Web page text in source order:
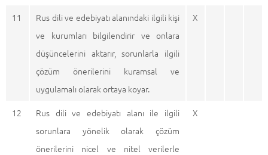
11
Rus dili ve edebiyatı alanındaki ilgili kişi
ve kurumları bilgilendirir ve onlara
düşüncelerini aktarır, sorunlarla ilgili
çözüm önerilerini kuramsal ve
uygulamalı olarak ortaya koyar.
X
12
Rus dili ve edebiyatı alanı ile ilgili
sorunlara yönelik olarak çözüm
önerilerini nicel ve nitel verilerle
X